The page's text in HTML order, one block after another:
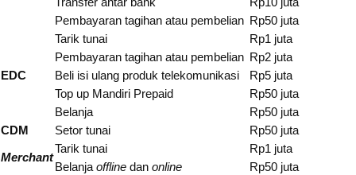
Pembayaran tagihan atau pembelian Rp50 juta
EDC
Tarik tunai
Rp1 juta
Pembayaran tagihan atau pembelian Rp2 juta
Beli isi ulang produk telekomunikasi
Rp5 juta
Top up Mandiri Prepaid
Rp50 juta
Belanja
Rp50 juta
CDM
Setor tunai
Rp50 juta
Merchant
Tarik tunai
Rp1 juta
Belanja offline dan online Rp50 juta